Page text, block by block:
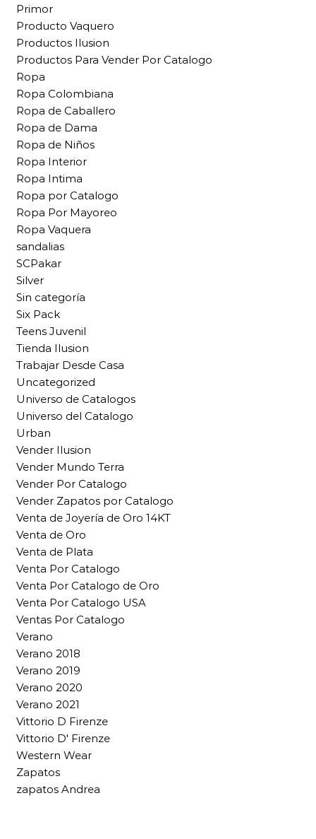
Primor
Producto Vaquero
Productos Ilusion
Productos Para Vender Por Catalogo
Ropa
Ropa Colombiana
Ropa de Caballero
Ropa de Dama
Ropa de Niños
Ropa Interior
Ropa Intima
Ropa por Catalogo
Ropa Por Mayoreo
Ropa Vaquera
sandalias
SCPakar
Silver
Sin categoría
Six Pack
Teens Juvenil
Tienda Ilusion
Trabajar Desde Casa
Uncategorized
Universo de Catalogos
Universo del Catalogo
Urban
Vender Ilusion
Vender Mundo Terra
Vender Por Catalogo
Vender Zapatos por Catalogo
Venta de Joyería de Oro 14KT
Venta de Oro
Venta de Plata
Venta Por Catalogo
Venta Por Catalogo de Oro
Venta Por Catalogo USA
Ventas Por Catalogo
Verano
Verano 2018
Verano 2019
Verano 2020
Verano 2021
Vittorio D Firenze
Vittorio D' Firenze
Western Wear
Zapatos
zapatos Andrea